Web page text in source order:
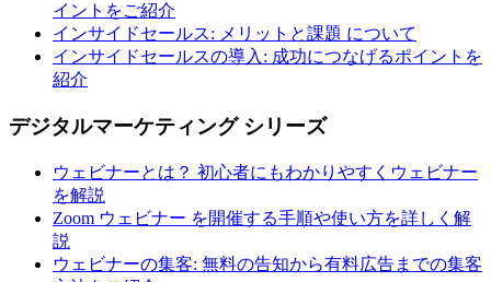
イントをご紹介
インサイドセールス: メリットと課題 について
インサイドセールスの導入: 成功につなげるポイントを
紹介
デジタルマーケティング シリーズ
ウェビナーとは？ 初心者にもわかりやすくウェビナー
を解説
Zoom ウェビナー を開催する手順や使い方を詳しく解
説
ウェビナーの集客: 無料の告知から有料広告までの集客